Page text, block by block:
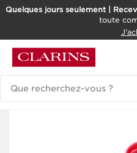
ALLER AU CONTENU
Quelques jours seulement |
toute
Historique des recherches